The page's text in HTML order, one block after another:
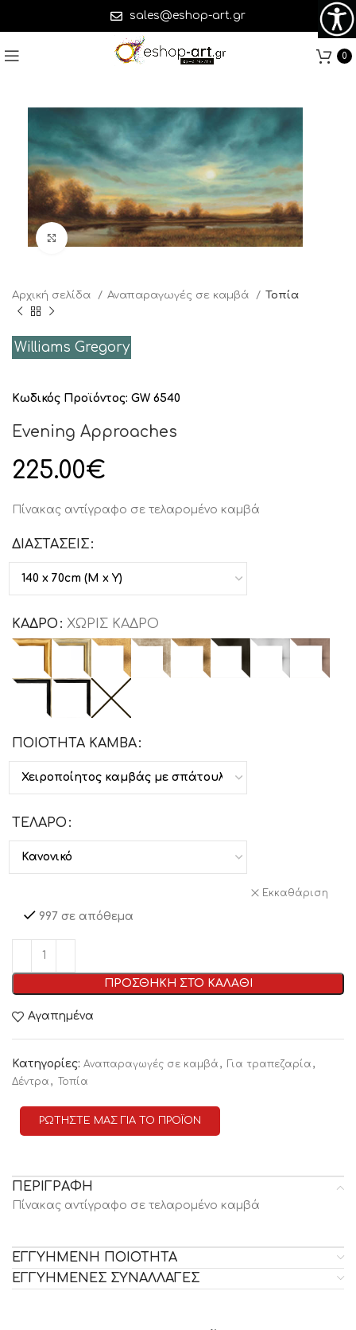
sales@eshop-art.gr
0
Click to enlarge
Αρχική σελίδα Αναπαραγωγές σε καμβά Τοπία
Williams Gregory
Κωδικός Προϊόντος: GW 6540
Evening Approaches
225.00€
Πίνακας αντίγραφο σε τελαρομένο καμβά
ΔΙΑΣΤΑΣΕΙΣ
ΚΑΔΡΟ ΧΩΡΙΣ ΚΑΔΡΟ
ΠΟΙΟΤΗΤΑ ΚΑΜΒΑ
ΤΕΛΑΡΟ
Εκκαθάριση
997 σε απόθεμα
ΠΡΟΣΘΗΚΗ ΣΤΟ ΚΑΛΑΘΙ
Αγαπημένα
Κατηγορίες: Αναπαραγωγές σε καμβά , Για τραπεζαρία ,
Δέντρα , Τοπία
ΡΩΤΗΣΤΕ ΜΑΣ ΓΙΑ ΤΟ ΠΡΟΪΟΝ
ΠΕΡΙΓΡΑΦΗ
Πίνακας αντίγραφο σε τελαρομένο καμβά
ΕΓΓΥΗΜΕΝΗ ΠΟΙΟΤΗΤΑ
ΕΓΓΥΗΜΕΝΕΣ ΣΥΝΑΛΛΑΓΕΣ